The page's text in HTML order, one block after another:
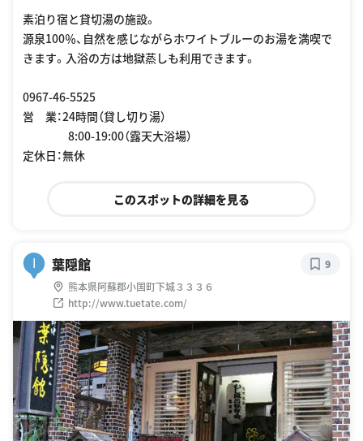
素泊り宿と貸切湯の施設。
源泉100％、自然を感じながらホワイトブルーのお湯を満喫で
きます。入浴の方は地獄蒸しも利用できます。
0967-46-5525
営 業：24時間（貸し切り湯）
8:00-19:00（露天大浴場）
定休日：無休
このスポットの詳細を見る
葉隠館
熊本県阿蘇郡小国町下城３３３６
http://www.tuetate.com/
9